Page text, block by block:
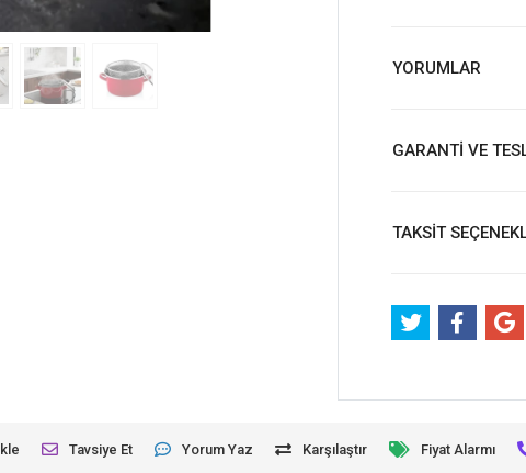
YORUMLAR
GARANTİ VE
TAKSİT
Tavsiye Et Yorum Yaz Karşılaştır Fiyat Alarmı